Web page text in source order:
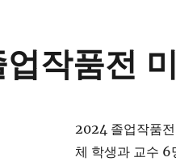
작품전
2024 졸업작품
체 학생과 교수 6